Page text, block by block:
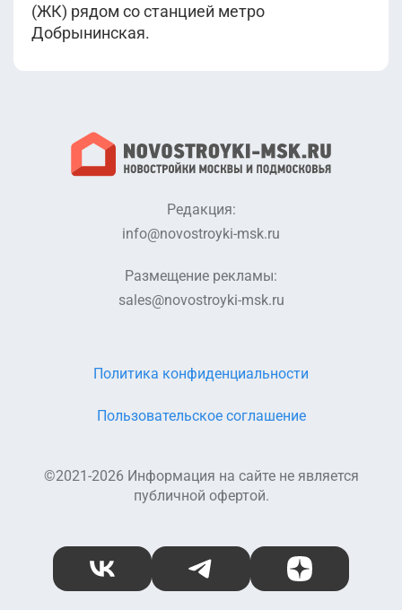
(ЖК) рядом со станцией метро
Добрынинская.
Редакция:
info@novostroyki-msk.ru
Размещение рекламы:
sales@novostroyki-msk.ru
©2021-2026 Информация на сайте не является
публичной офертой.
Пользовательское соглашение
Политика конфиденциальности
ВКонтакте Telegram Дзен